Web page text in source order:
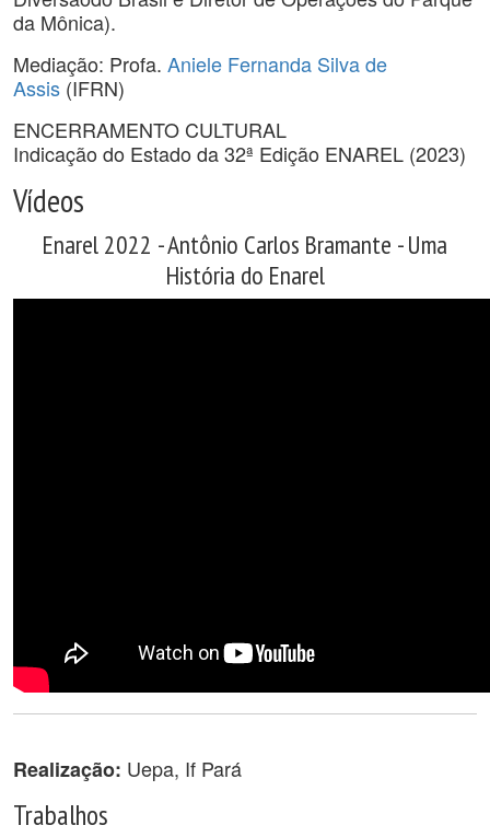
da Mônica).
Mediação: Profa. Aniele Fernanda Silva de
Assis (IFRN)
ENCERRAMENTO CULTURAL
Indicação do Estado da 32ª Edição ENAREL (2023)
Vídeos
Enarel 2022 - Antônio Carlos Bramante - Uma
História do Enarel
Realização: Uepa, If Pará
Trabalhos